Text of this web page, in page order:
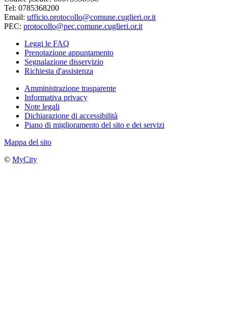
Tel: 0785368200
Email: ufficio.protocollo@comune.cuglieri.or.it
PEC: protocollo@pec.comune.cuglieri.or.it
Leggi le FAQ
Prenotazione appuntamento
Segnalazione disservizio
Richiesta d'assistenza
Amministrazione trasparente
Informativa privacy
Note legali
Dichiarazione di accessibilità
Piano di miglioramento del sito e dei servizi
Mappa del sito
© MyCity